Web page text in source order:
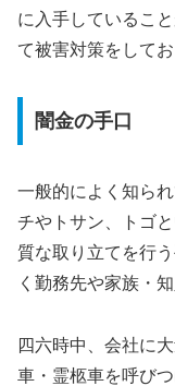
に入手しているこ
て被害対策をして
闇金の手口
一般的によく知ら
チやトサン、トゴ
質な取り立てを行
く勤務先や家族・
四六時中、会社に
車・霊柩車を呼び